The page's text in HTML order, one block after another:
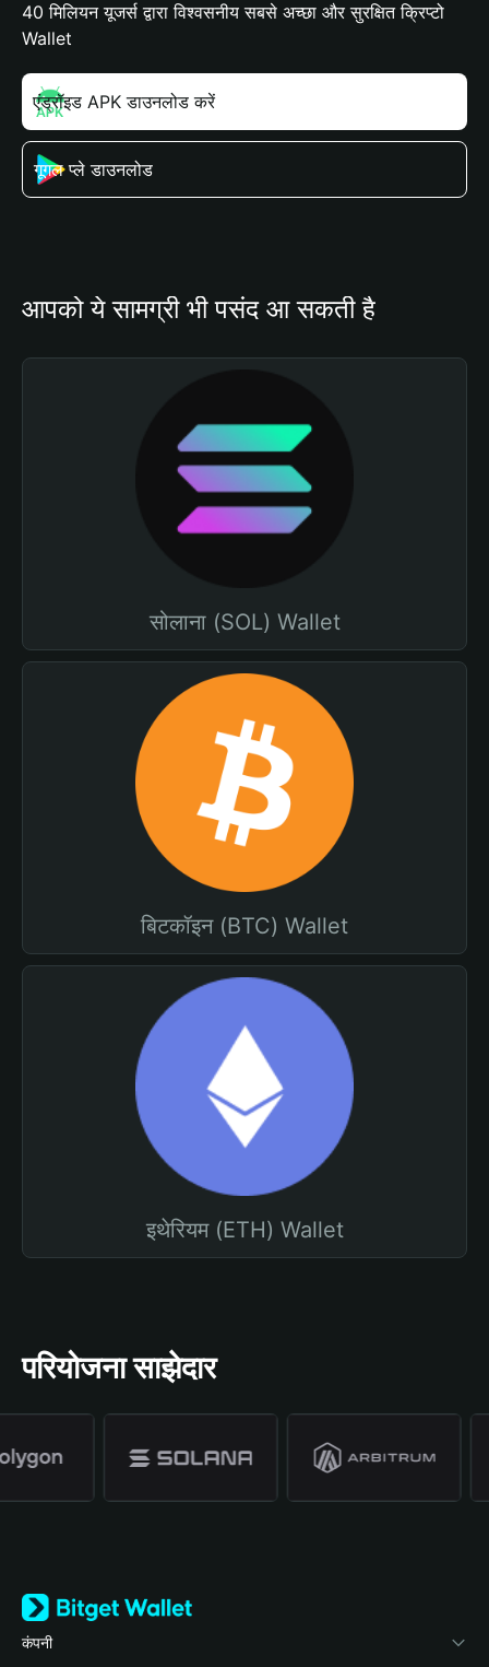
40 मिलियन यूजर्स द्वारा विश्वसनीय सबसे अच्छा और सुरक्षित क्रिप्टो
Wallet
एंड्रॉइड APK डाउनलोड करें
गूगल प्ले डाउनलोड
आपको ये सामग्री भी पसंद आ सकती है
सोलाना (SOL) Wallet
बिटकॉइन (BTC) Wallet
इथेरियम (ETH) Wallet
परियोजना साझेदार
कंपनी